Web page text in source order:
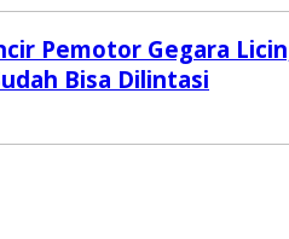
Pemotor Gegara
Bisa Dilintasi